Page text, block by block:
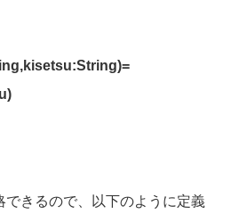
できるので、以下のように定義